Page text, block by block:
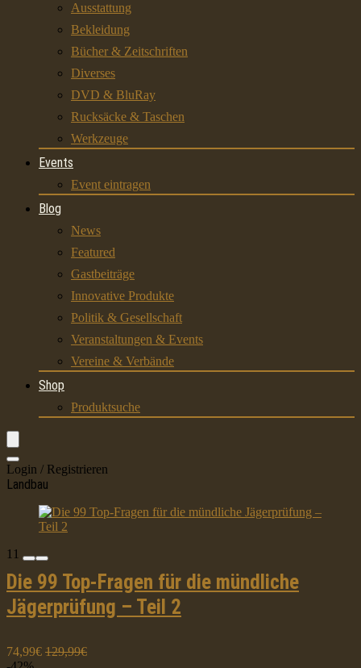
Ausstattung
Bekleidung
Bücher & Zeitschriften
Diverses
DVD & BluRay
Rucksäcke & Taschen
Werkzeuge
Events
Event eintragen
Blog
News
Featured
Gastbeiträge
Innovative Produkte
Politik & Gesellschaft
Veranstaltungen & Events
Vereine & Verbände
Shop
Produktsuche
Login / Registrieren
Landbau
11
Die 99 Top-Fragen für die mündliche
Jägerprüfung – Teil 2
74,99€ 129,99€